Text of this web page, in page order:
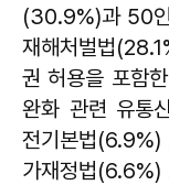
(30.9%)과 50인
재해처벌법
권 허용을 포함
완화 관련 유통
전기본법(6.9%)
가재정법(6.6%)